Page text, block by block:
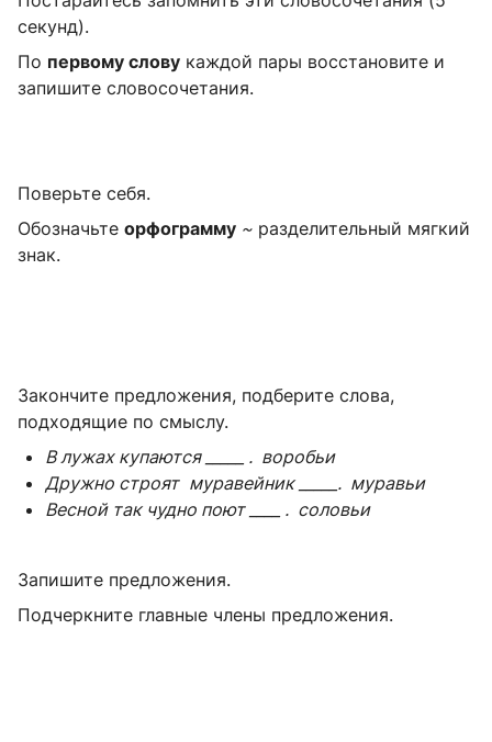
секунд).
По первому слову каждой пары восстановите и
запишите словосочетания.
Поверьте себя.
Обозначьте орфограмму ~ разделительный мягкий
знак.
Закончите предложения, подберите слова,
подходящие по смыслу.
В лужах купаются _____ . воробьи
Дружно строят муравейник _____. муравьи
Весной так чудно поют ____ . соловьи
Запишите предложения.
Подчеркните главные члены предложения.